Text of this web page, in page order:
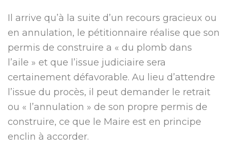
Il arrive qu’à la suite d’un recours gracieux ou
en annulation, le pétitionnaire réalise que son
permis de construire a « du plomb dans
l’aile » et que l’issue judiciaire sera
certainement défavorable. Au lieu d’attendre
l’issue du procès, il peut demander le retrait
ou « l’annulation » de son propre permis de
construire, ce que le Maire est en principe
enclin à accorder.